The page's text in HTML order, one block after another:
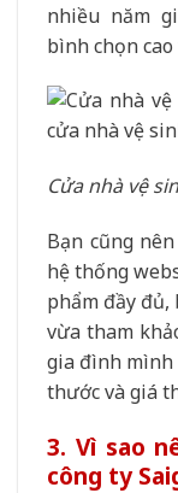
nhiều năm
bình chọn
Cửa nhà vệ
Bạn cũng
hệ thống
phẩm đầy đủ,
vừa tham
gia đình mình
thước và giá
3. Vì sao
công ty